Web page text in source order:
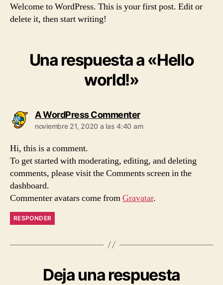
Welcome to WordPress. This is your first post. Edit or
delete it, then start writing!
Una respuesta a «Hello
world!»
A WordPress Commenter
noviembre 21, 2020 a las 4:40 am
Hi, this is a comment.
To get started with moderating, editing, and deleting
comments, please visit the Comments screen in the
dashboard.
Commenter avatars come fromGravatar.
RESPONDER
Deja una respuesta